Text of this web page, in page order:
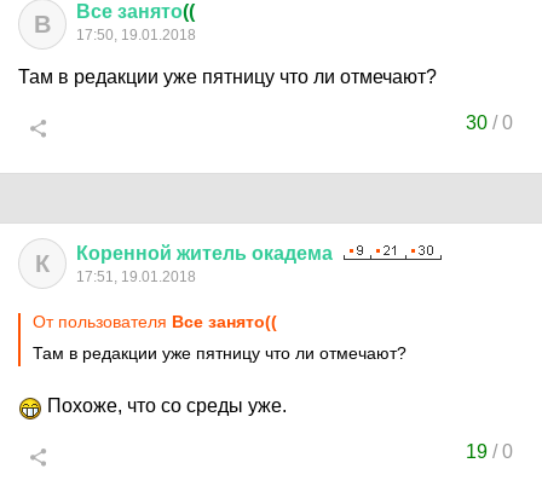
В Все занято((
17:50, 19.01.2018
Там в редакции уже пятницу что ли отмечают?
30 /0
К Коренной житель окадема
17:51, 19.01.2018
От пользователя Все занято((
Там в редакции уже пятницу что ли отмечают?
Похоже, что со среды уже.
19 /0